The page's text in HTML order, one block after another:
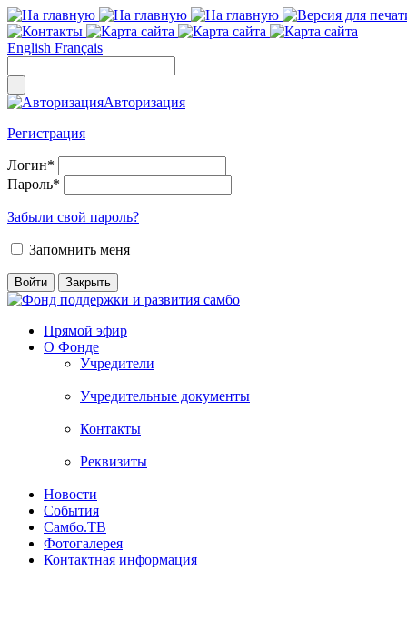
English Français
Авторизация
Регистрация
Логин*
Пароль*
Забыли свой пароль?
Запомнить меня
Прямой эфир
О Фонде
Учредители
Учредительные документы
Контакты
Реквизиты
Новости
События
Самбо.ТВ
Фотогалерея
Контактная информация